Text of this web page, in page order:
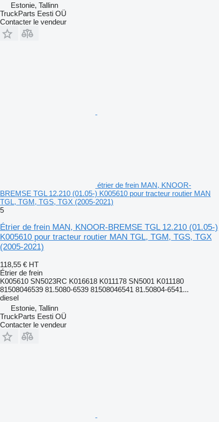
Estonie, Tallinn
TruckParts Eesti OÜ
Contacter le vendeur
étrier de frein MAN, KNOOR-
BREMSE TGL 12.210 (01.05-) K005610 pour tracteur routier MAN
TGL, TGM, TGS, TGX (2005-2021)
5
Étrier de frein MAN, KNOOR-BREMSE TGL 12.210 (01.05-)
K005610 pour tracteur routier MAN TGL, TGM, TGS, TGX
(2005-2021)
118,55 € HT
Étrier de frein
K005610 SN5023RC K016618 K011178 SN5001 K011180
81508046539 81.5080-6539 81508046541 81.50804-6541...
diesel
Estonie, Tallinn
TruckParts Eesti OÜ
Contacter le vendeur